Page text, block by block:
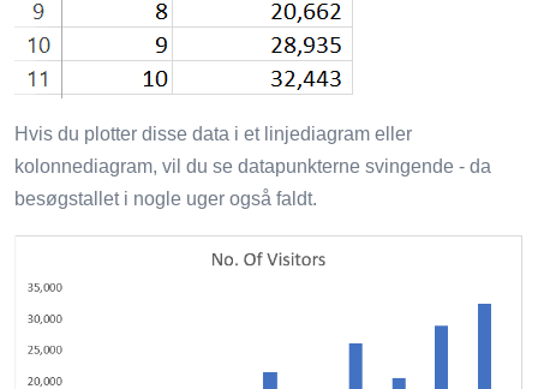
Hvis du plotter disse data i et linjediagram eller
kolonnediagram, vil du se datapunkterne svingende - da
besøgstallet i nogle uger også faldt.